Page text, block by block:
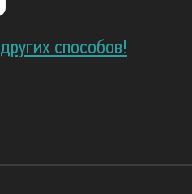
других способов!